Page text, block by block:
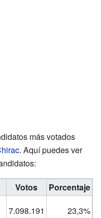
más votados
. Aquí puedes ver
Votos
Porcentaje
7.098.191
23,3%